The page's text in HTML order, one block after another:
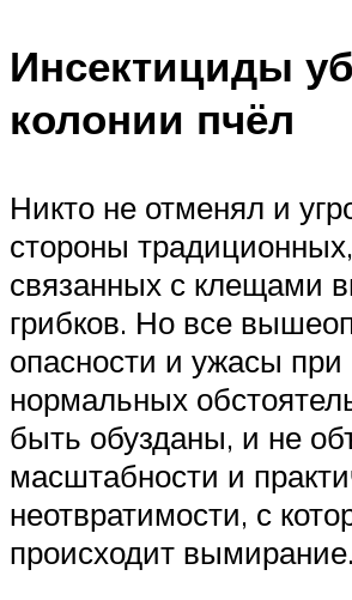
Инсектициды
колонии пчёл
Никто не отменял и
стороны
связанных с клещами
грибков. Но все
опасности и ужасы при
нормальных
быть обузданы, и не
масштабности и
неотвратимости, с
происходит вымирание.